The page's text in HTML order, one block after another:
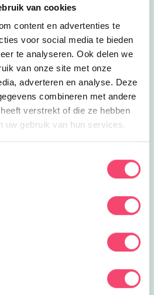
van cookies
content en advertenties te
voor social media te bieden
te analyseren. Ook delen we
van onze site met onze
adverteren en analyse. Deze
combineren met andere
verstrekt of die ze hebben
uw gebruik van hun services.
Emmelerbos
ook kijken naar de kleine geitjes
bij Kinderboerderij
Emmelerbos
in het Bosbad
kan in het bosbad in
er is een binnenbad en
buitenbad!
Bosbad
het water in met je vrienden
echte waterratjes: kom zwemmen
Sluiten
kans op één van de 5